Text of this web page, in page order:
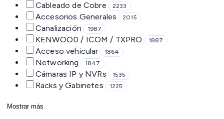
Cableado de Cobre 2233
Accesorios Generales 2015
Canalización 1987
KENWOOD / ICOM / TXPRO 1887
Acceso vehicular 1864
Networking 1847
Cámaras IP y NVRs 1535
Racks y Gabinetes 1225
Mostrar más